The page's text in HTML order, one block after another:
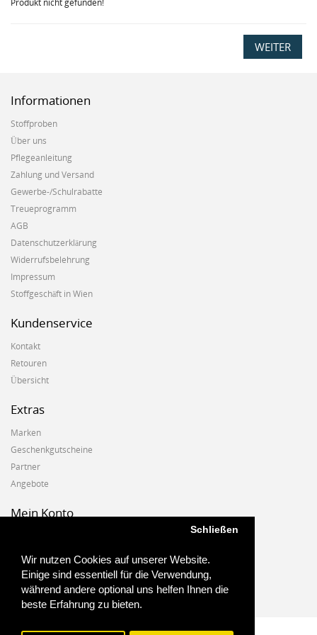
Wir nutzen Cookies auf unserer Website.
Einige sind essentiell für die Verwendung,
während andere optional uns helfen Ihnen die
beste Erfahrung zu bieten.
Schließen
Produkt nicht gefunden!
WEITER
Informationen
Stoffproben
Über uns
Pflegeanleitung
Zahlung und Versand
Gewerbe-/Schulrabatte
Treueprogramm
AGB
Datenschutzerklärung
Widerrufsbelehrung
Impressum
Stoffgeschäft in Wien
Kundenservice
Kontakt
Retouren
Übersicht
Extras
Marken
Geschenkgutscheine
Partner
Angebote
Mein Konto
Auftragshistorie
Wunschzettel
Newsletter